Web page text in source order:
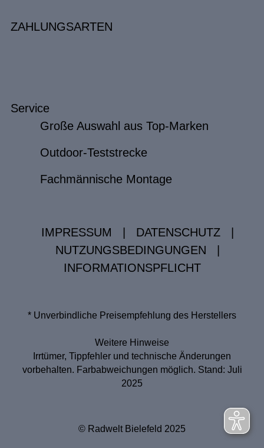
ZAHLUNGSARTEN
Service
Große Auswahl aus Top-Marken
Outdoor-Teststrecke
Fachmännische Montage
IMPRESSUM DATENSCHUTZ
NUTZUNGSBEDINGUNGEN
INFORMATIONSPFLICHT
* Unverbindliche Preisempfehlung des Herstellers
Weitere Hinweise
Irrtümer, Tippfehler und technische Änderungen
vorbehalten. Farbabweichungen möglich. Stand: Juli
2025
© Radwelt Bielefeld 2025